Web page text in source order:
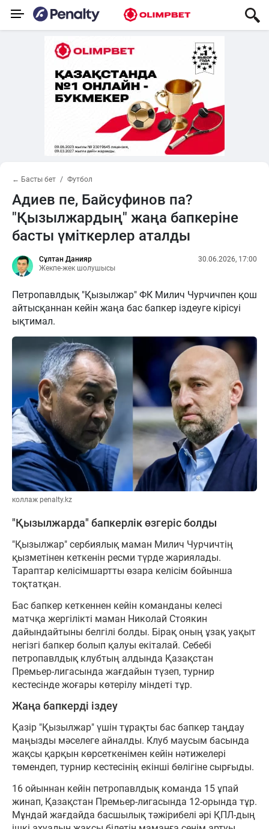
← Басты бет Футбол
Адиев пе, Байсуфинов па?
"Қызылжардың" жаңа бапкеріне
басты үміткерлер аталды
Сұлтан Данияр
Жекпе-жек шолушысы
30.06.2026, 17:00
Петропавлдық "Қызылжар" ФК Милич Чурчичпен қош
айтысқаннан кейін жаңа бас бапкер іздеуге кірісуі
ықтимал.
коллаж penalty.kz
"Қызылжарда" бапкерлік өзгеріс болды
"Қызылжар" сербиялық маман Милич Чурчичтің
қызметінен кеткенін ресми түрде жариялады.
Тараптар келісімшартты өзара келісім бойынша
тоқтатқан.
Бас бапкер кеткеннен кейін команданы келесі
матчқа жергілікті маман Николай Стоякин
дайындайтыны белгілі болды. Бірақ оның ұзақ уақыт
негізгі бапкер болып қалуы екіталай. Себебі
петропавлдық клубтың алдында Қазақстан
Премьер-лигасында жағдайын түзеп, турнир
кестесінде жоғары көтерілу міндеті тұр.
Жаңа бапкерді іздеу
Қазір "Қызылжар" үшін тұрақты бас бапкер таңдау
маңызды мәселеге айналды. Клуб маусым басында
жақсы қарқын көрсеткенімен кейін нәтижелері
төмендеп, турнир кестесінің екінші бөлігіне сырғыды.
16 ойыннан кейін петропавлдық команда 15 ұпай
жинап, Қазақстан Премьер-лигасында 12-орында тұр.
Мұндай жағдайда басшылық тәжірибелі әрі ҚПЛ-дың